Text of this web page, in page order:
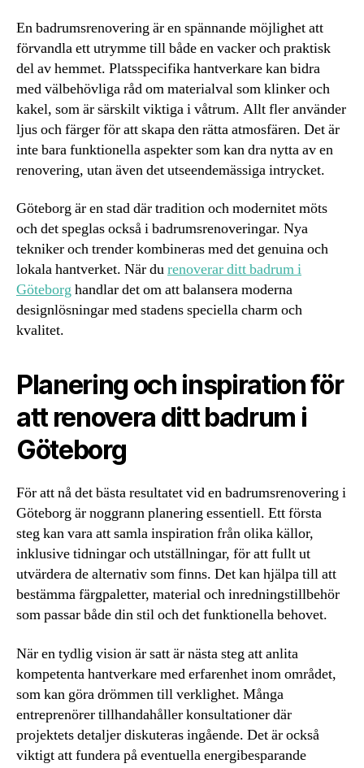
En badrumsrenovering är en spännande möjlighet att
förvandla ett utrymme till både en vacker och praktisk
del av hemmet. Platsspecifika hantverkare kan bidra
med välbehövliga råd om materialval som klinker och
kakel, som är särskilt viktiga i våtrum. Allt fler använder
ljus och färger för att skapa den rätta atmosfären. Det är
inte bara funktionella aspekter som kan dra nytta av en
renovering, utan även det utseendemässiga intrycket.
Göteborg är en stad där tradition och modernitet möts
och det speglas också i badrumsrenoveringar. Nya
tekniker och trender kombineras med det genuina och
lokala hantverket. När durenoverar ditt badrum i
Göteborghandlar det om att balansera moderna
designlösningar med stadens speciella charm och
kvalitet.
Planering och inspiration för
att renovera ditt badrum i
Göteborg
För att nå det bästa resultatet vid en badrumsrenovering i
Göteborg är noggrann planering essentiell. Ett första
steg kan vara att samla inspiration från olika källor,
inklusive tidningar och utställningar, för att fullt ut
utvärdera de alternativ som finns. Det kan hjälpa till att
bestämma färgpaletter, material och inredningstillbehör
som passar både din stil och det funktionella behovet.
När en tydlig vision är satt är nästa steg att anlita
kompetenta hantverkare med erfarenhet inom området,
som kan göra drömmen till verklighet. Många
entreprenörer tillhandahåller konsultationer där
projektets detaljer diskuteras ingående. Det är också
viktigt att fundera på eventuella energibesparande